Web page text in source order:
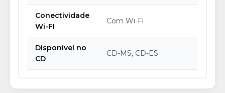
Conectividade
Wi-FI
Com Wi-Fi
Disponível no
CD
CD-MS, CD-ES